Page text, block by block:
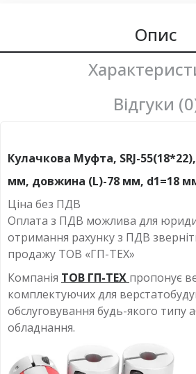
Опис
Відгуки
Кулачкова Муфта, SRJ-
мм, довжина (L)-78 мм, d1=18
Ціна без ПДВ
Оплата з ПДВ можлива для
отримання рахунку з ПДВ
продажу ТОВ «ГП-ТЕХ»
Компанія ТОВ ГП-ТЕХ пропонує
комплектуючих для
обслуговування будь-якого типу
обладнання.